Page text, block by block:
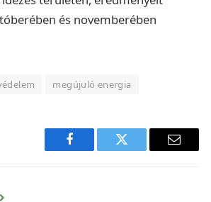
és novemberében
megújuló energia
Facebook Twitter
E-